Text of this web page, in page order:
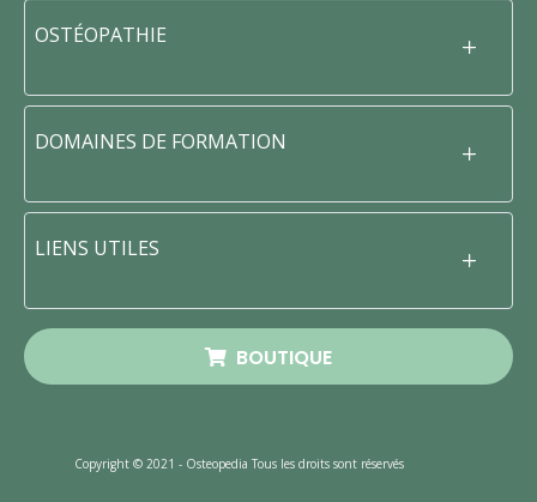
OSTÉOPATHIE
DOMAINES DE FORMATION
LIENS UTILES
BOUTIQUE
Copyright © 2021 - Osteopedia Tous les droits sont réservés